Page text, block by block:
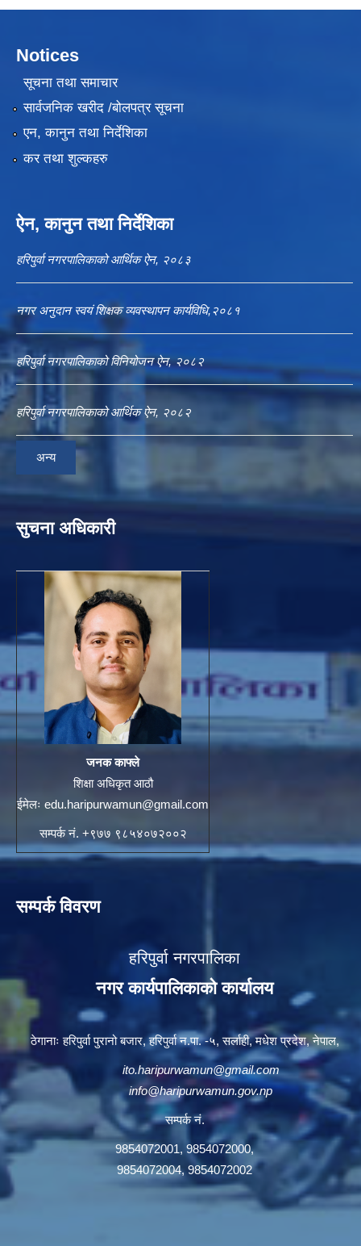
Notices
सूचना तथा समाचार
सार्वजनिक खरीद /बोलपत्र सूचना
एन, कानुन तथा निर्देशिका
कर तथा शुल्कहरु
ऐन, कानुन तथा निर्देशिका
हरिपुर्वा नगरपालिकाको आर्थिक ऐन, २०८३
नगर अनुदान स्वयं शिक्षक व्यवस्थापन कार्यविधि,२०८१
हरिपुर्वा नगरपालिकाको विनियोजन ऐन, २०८२
हरिपुर्वा नगरपालिकाको आर्थिक ऐन, २०८२
अन्य
सुचना अधिकारी
जनक काफ्ले
शिक्षा अधिकृत आठौ
ईमेलः edu.haripurwamun@gmail.com
सम्पर्क नं. +९७७ ९८५४०७२००२
सम्पर्क विवरण
हरिपुर्वा नगरपालिका
नगर कार्यपालिकाको कार्यालय
ठेगानाः हरिपुर्वा पुरानो बजार, हरिपुर्वा न.पा. -५, सर्लाही, मधेश प्रदेश, नेपाल,
ito.haripurwamun@gmail.com
info@haripurwamun.gov.np
सम्पर्क नं.
9854072001, 9854072000,
9854072004, 9854072002